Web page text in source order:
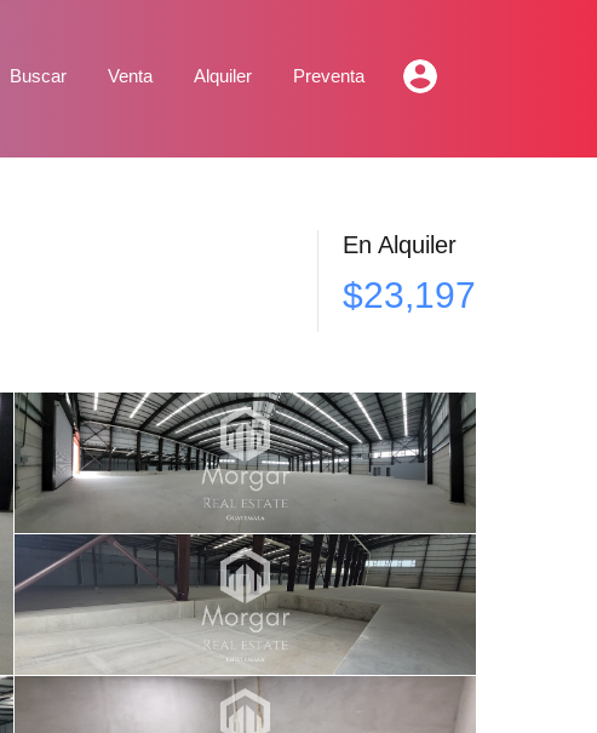
Buscar Venta Alquiler Preventa
En Alquiler
$23,197